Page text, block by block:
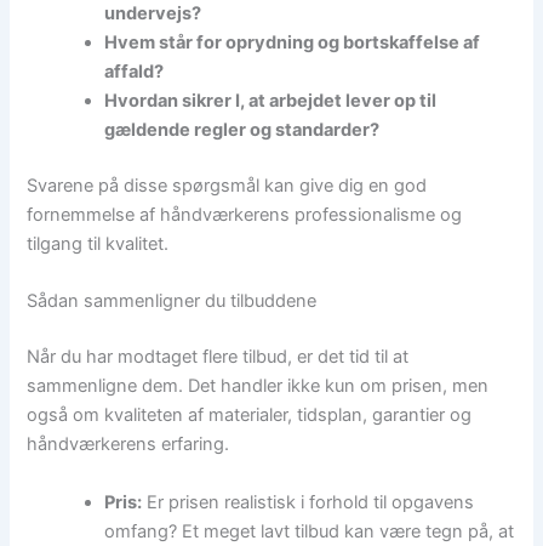
undervejs?
Hvem står for oprydning og bortskaffelse af
affald?
Hvordan sikrer I, at arbejdet lever op til
gældende regler og standarder?
Svarene på disse spørgsmål kan give dig en god
fornemmelse af håndværkerens professionalisme og
tilgang til kvalitet.
Sådan sammenligner du tilbuddene
Når du har modtaget flere tilbud, er det tid til at
sammenligne dem. Det handler ikke kun om prisen, men
også om kvaliteten af materialer, tidsplan, garantier og
håndværkerens erfaring.
Pris: Er prisen realistisk i forhold til opgavens
omfang? Et meget lavt tilbud kan være tegn på, at